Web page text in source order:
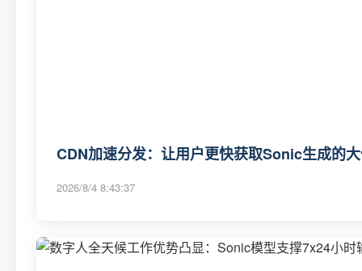
CDN加速分发：让用户更快获取Sonic生成的
2026/8/4 8:43:37